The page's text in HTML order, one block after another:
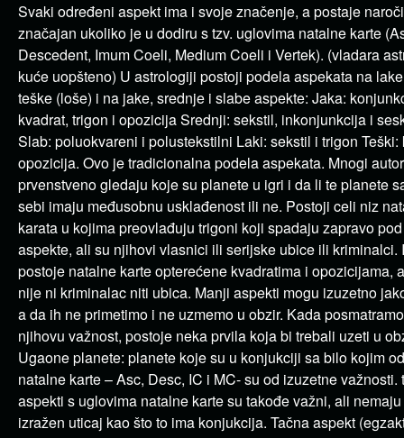
Svaki određeni aspekt ima i svoje značenje, a postaje
značajan ukoliko je u dodiru s tzv. uglovima natalne karte
Descedent, Imum Coeli, Medium Coeli i Vertek). (vladara
kuće uopšteno) U astrologiji postoji podela aspekata na
teške (loše) i na jake, srednje i slabe aspekte: Jaka:
kvadrat, trigon i opozicija Srednji: sekstil, inkonjunkcija i
Slab: poluokvareni i polustekstilni Laki: sekstil i trigon Teški:
opozicija. Ovo je tradicionalna podela aspekata. Mnogi
prvenstveno gledaju koje su planete u igri i da li te planete
sebi imaju međusobnu usklađenost ili ne. Postoji celi niz
karata u kojima preovlađuju trigoni koji spadaju zapravo
aspekte, ali su njihovi vlasnici ili serijske ubice ili kriminalci.
postoje natalne karte opterećene kvadratima i opozicijama,
nije ni kriminalac niti ubica. Manji aspekti mogu izuzetno
a da ih ne primetimo i ne uzmemo u obzir. Kada
njihovu važnost, postoje neka prvila koja bi trebali uzeti u
Ugaone planete: planete koje su u konjukciji sa bilo kojim
natalne karte – Asc, Desc, IC i MC- su od izuzetne važnosti.
aspekti s uglovima natalne karte su takođe važni, ali
izražen uticaj kao što to ima konjukcija. Tačna aspekt